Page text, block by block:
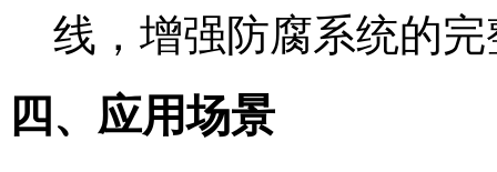
线，增强防腐系统的
四、应用场景